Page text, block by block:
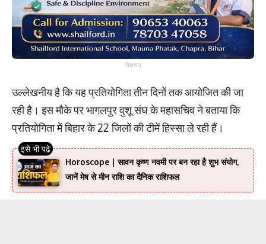
विज्ञापन
उल्लेखनीय है कि यह प्रतियोगिता तीन दिनों तक आयोजित की जा
रही है। इस मौके पर भागलपुर वुशू संघ के महासचिव ने बताया कि
प्रतियोगिता में बिहार के 22 जिलों की टीमें हिस्सा ले रही हैं।
Horoscope | सावन कृष्ण नवमी पर बन रहा है शुभ संयोग,
जानें मेष से मीन राशि का दैनिक राशिफल